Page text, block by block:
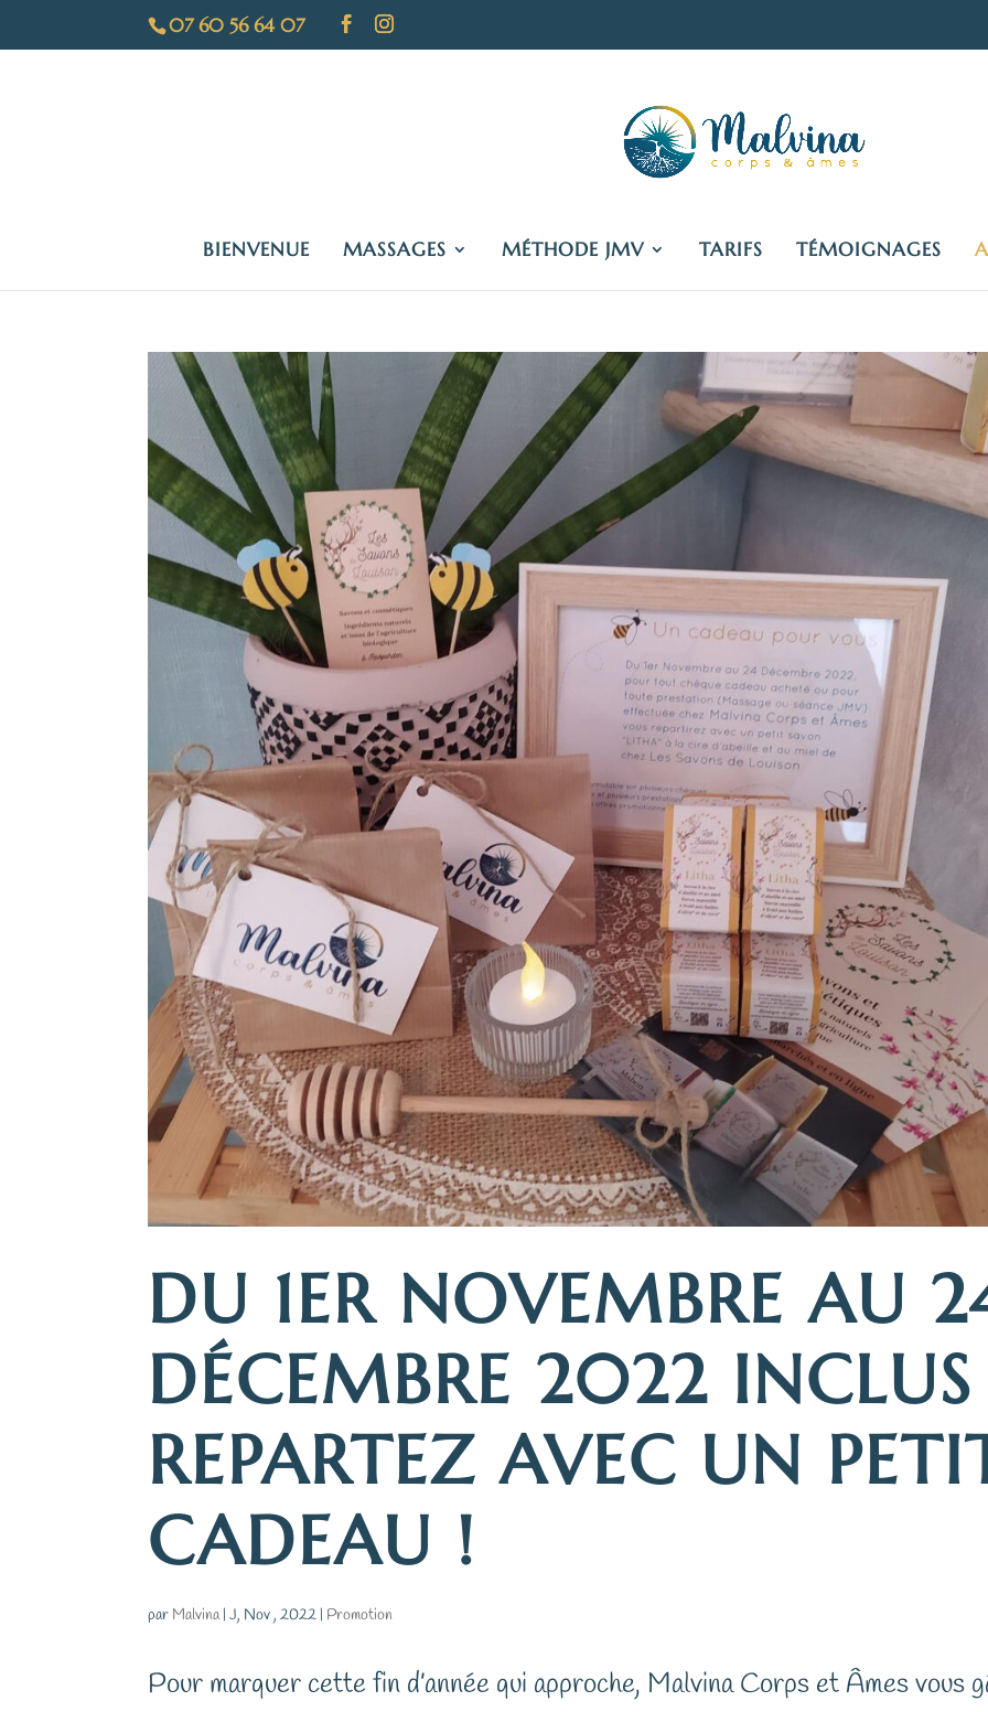
07 60 56 64 07
BIENVENUE MASSAGES MÉTHODE JMV TARIFS TÉMOIGNAGES
DU 1ER NOVEMBRE AU
DÉCEMBRE 2022 INCLUS
REPARTEZ AVEC UN
CADEAU !
par Malvina|J, Nov , 2022| Promotion
Pour marquer cette fin d’année qui approche, Malvina Corps et Âmes vous